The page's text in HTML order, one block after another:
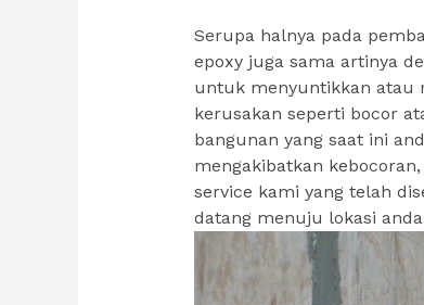
Serupa halnya pada
epoxy juga sama artinya
untuk menyuntikkan atau
kerusakan seperti bocor
bangunan yang saat ini
mengakibatkan
service kami yang telah
datang menuju lokasi